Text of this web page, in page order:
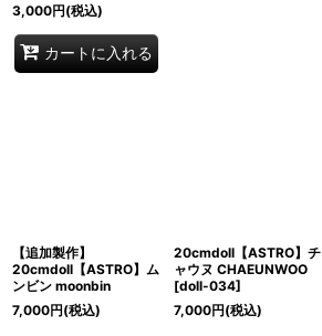
3,000円(税込)
カートに入れる
【追加製作】
20cmdoll【ASTRO】ム
ンビン moonbin
7,000円(税込)
20cmdoll【ASTRO】チ
ャウヌ CHAEUNWOO
[doll-034]
7,000円(税込)